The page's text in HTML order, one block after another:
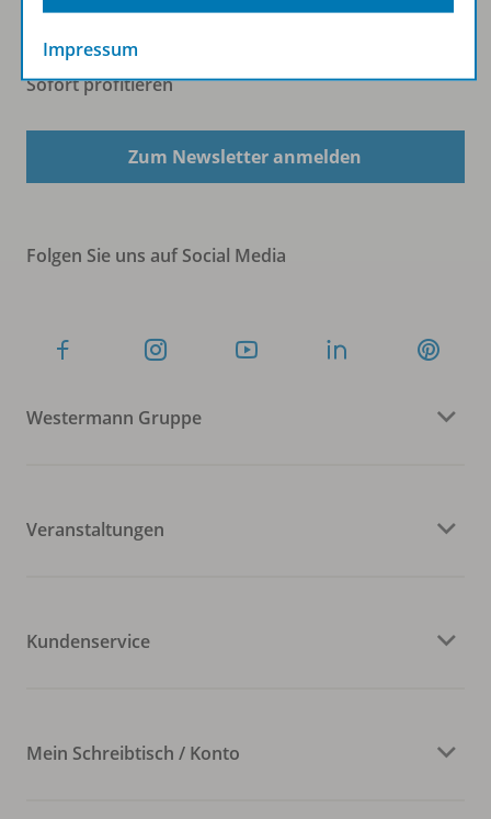
Sofort profitieren
Zum Newsletter anmelden
Folgen Sie uns auf Social Media
Westermann Gruppe
Veranstaltungen
Kundenservice
Mein Schreibtisch / Konto
Impressum